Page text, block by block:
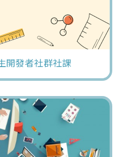
開發者社群社課